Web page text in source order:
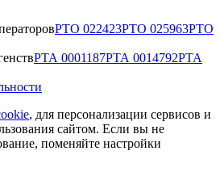
РТО 022423РТО 025963РТО
РТА 0001187РТА 0014792РТА
, для персонализации сервисов и
сайтом. Если вы не
поменяйте настройки